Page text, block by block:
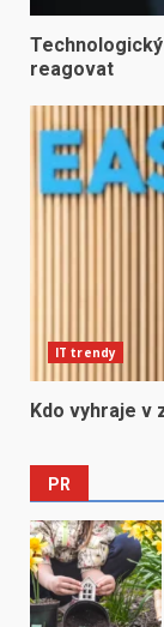
reagovat
IT trendy
Kdo vyhraje v
PR